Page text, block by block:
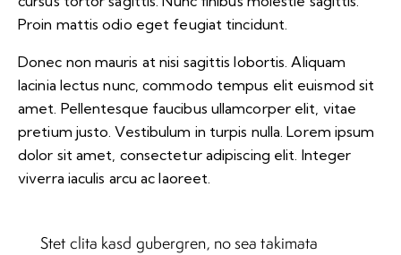
Proin mattis odio eget feugiat tincidunt.
Donec non mauris at nisi sagittis lobortis. Aliquam
lacinia lectus nunc, commodo tempus elit euismod sit
amet. Pellentesque faucibus ullamcorper elit, vitae
pretium justo. Vestibulum in turpis nulla. Lorem ipsum
dolor sit amet, consectetur adipiscing elit. Integer
viverra iaculis arcu ac laoreet.
Stet clita kasd gubergren, no sea takimata